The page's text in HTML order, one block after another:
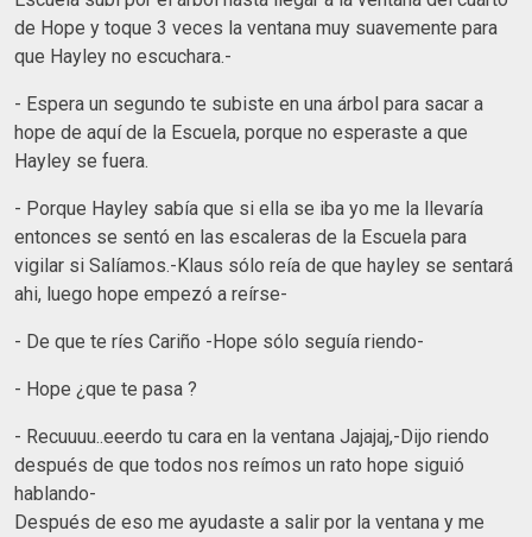
de Hope y toque 3 veces la ventana muy suavemente para
que Hayley no escuchara.-
- Espera un segundo te subiste en una árbol para sacar a
hope de aquí de la Escuela, porque no esperaste a que
Hayley se fuera.
- Porque Hayley sabía que si ella se iba yo me la llevaría
entonces se sentó en las escaleras de la Escuela para
vigilar si Salíamos.-Klaus sólo reía de que hayley se sentará
ahi, luego hope empezó a reírse-
- De que te ríes Cariño -Hope sólo seguía riendo-
- Hope ¿que te pasa ?
- Recuuuu..eeerdo tu cara en la ventana Jajajaj,-Dijo riendo
después de que todos nos reímos un rato hope siguió
hablando-
Después de eso me ayudaste a salir por la ventana y me